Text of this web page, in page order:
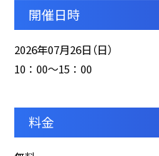
開催日時
2026年07月26日（日）
10：00～15：00
料金